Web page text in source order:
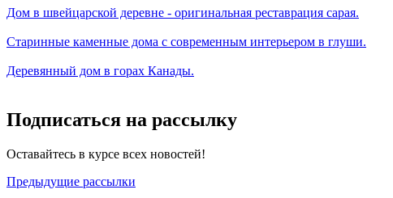
Дом в швейцарской деревне - оригинальная реставрация сарая.
Старинные каменные дома с современным интерьером в глуши.
Деревянный дом в горах Канады.
Подписаться на рассылку
Оставайтесь в курсе всех новостей!
Предыдущие рассылки